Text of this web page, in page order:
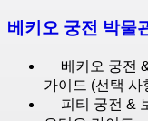
베키오 궁전 박물
베키오 궁전
가이드 (선택 사
피티 궁전 &